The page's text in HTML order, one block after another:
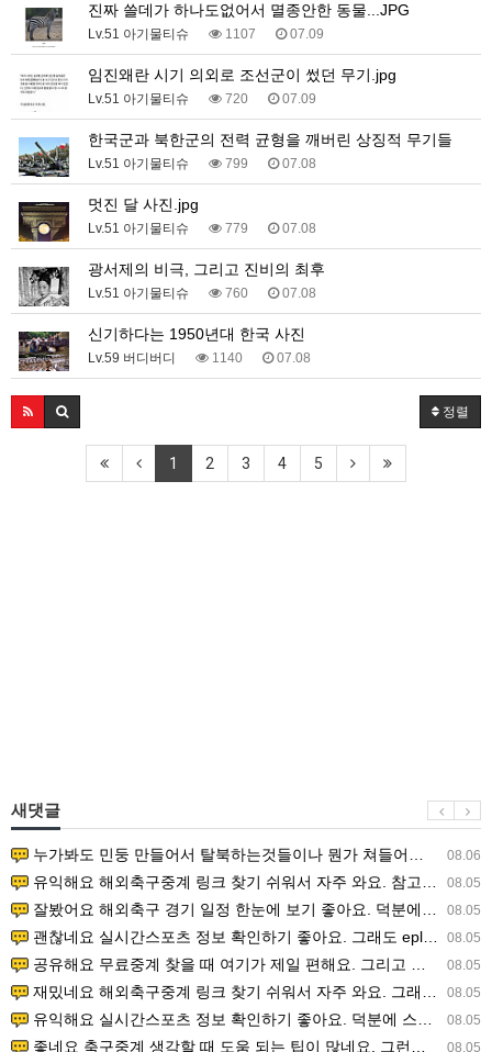
진짜 쓸데가 하나도없어서 멸종안한 동물...JPG
Lv.51 아기물티슈 1107 07.09
임진왜란 시기 의외로 조선군이 썼던 무기.jpg
Lv.51 아기물티슈 720 07.09
한국군과 북한군의 전력 균형을 깨버린 상징적 무기들
Lv.51 아기물티슈 799 07.08
멋진 달 사진.jpg
Lv.51 아기물티슈 779 07.08
광서제의 비극, 그리고 진비의 최후
Lv.51 아기물티슈 760 07.08
신기하다는 1950년대 한국 사진
Lv.59 버디버디 1140 07.08
정렬
1 2 3 4 5
새댓글
08.06
누가봐도 민둥 만들어서 탈북하는것들이나 뭔가 쳐들어오는 낌새를 미리 알아차리기 위함이지 저걸 전쟁준비라고 하…
08.05
유익해요 해외축구중계 링크 찾기 쉬워서 자주 와요. 참고로 무료스포츠중계 정보 확인할 때 출처 꼭 체크해요.…
08.05
잘봤어요 해외축구 경기 일정 한눈에 보기 좋아요. 덕분에 epl중계 볼 때 공식 중계 채널 먼저 찾아봐요. …
08.05
괜찮네요 실시간스포츠 정보 확인하기 좋아요. 그래도 epl중계 볼 때 공식 중계 채널 먼저 찾아봐요. 북마크…
08.05
공유해요 무료중계 찾을 때 여기가 제일 편해요. 그리고 무료스포츠중계 정보 확인할 때 출처 꼭 체크해요. 앞…
08.05
재밌네요 해외축구중계 링크 찾기 쉬워서 자주 와요. 그래서 해외축구중계도 정식 서비스로 봐야 안전해요. 다음…
08.05
유익해요 실시간스포츠 정보 확인하기 좋아요. 덕분에 스포츠중계는 합법적인 경로로만 시청하려 해요. 좋은 정보…
08.05
좋네요 축구중계 생각할 때 도움 되는 팁이 많네요. 그런데 해외축구중계도 정식 서비스로 봐야 안전해요. 다음…